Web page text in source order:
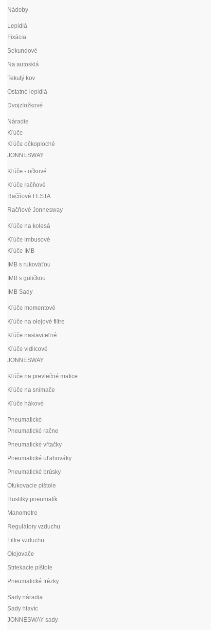
Nádoby
Lepidlá
Fixácia
Sekundové
Na autosklá
Tekutý kov
Ostatné lepidlá
Dvojzložkové
Náradie
Kľúče
Kľúče očkoploché
JONNESWAY
Kľúče - očkové
Kľúče račňové
Račňové FESTA
Račňové Jonnesway
Kľúče na kolesá
Kľúče imbusové
Kľúče IMB
IMB s rukoväťou
IMB s guličkou
IMB Sady
Kľúče momentové
Kľúče na olejové filtre
Kľúče nastaviteľné
Kľúče vidlicové
JONNESWAY
Kľúče na prevlečné matice
Kľúče na snímače
Kľúče hákové
Pneumatické
Pneumatické račne
Pneumatické vŕtačky
Pneumatické uťahováky
Pneumatické brúsky
Ofukovacie pištole
Hustilky pneumatík
Manometre
Regulátory vzduchu
Filtre vzduchu
Olejovače
Striekacie pištole
Pneumatické frézky
Sady náradia
Sady hlavíc
JONNESWAY sady